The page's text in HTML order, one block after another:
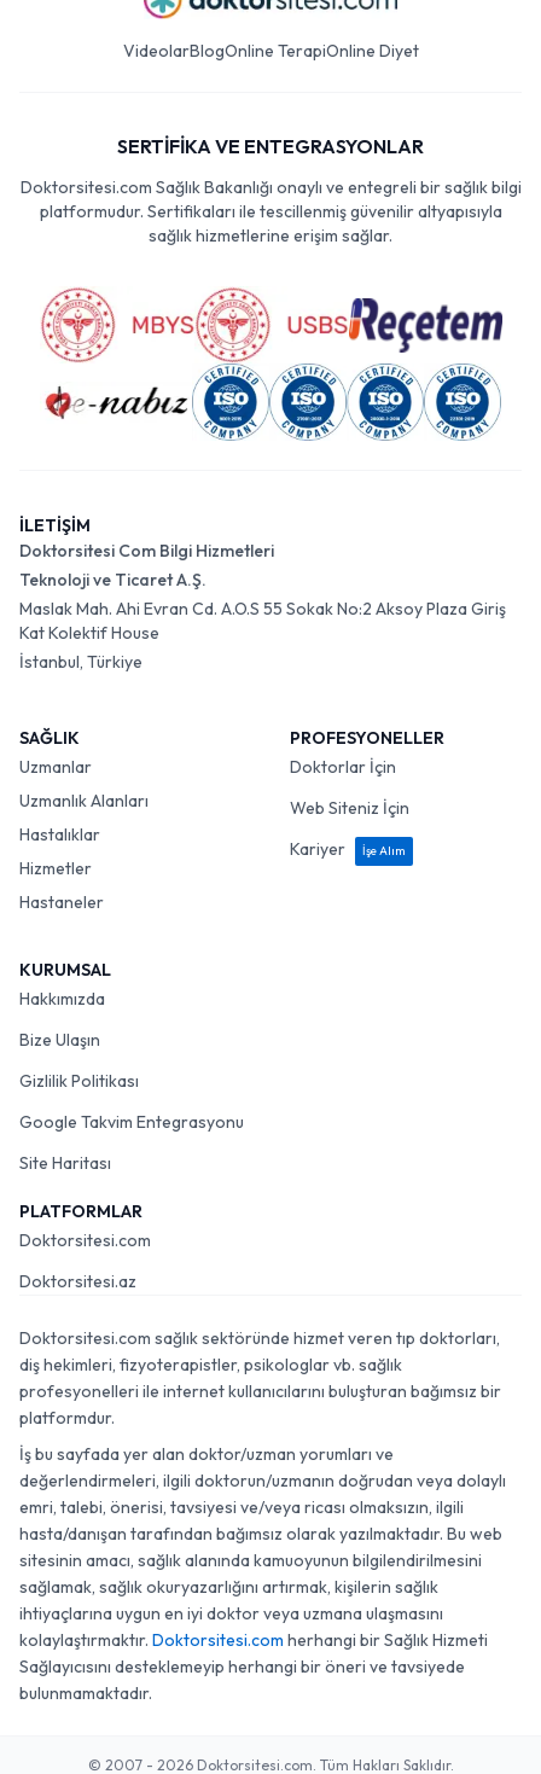
VideolarBlogOnline TerapiOnline Diyet
SERTİFİKA VE ENTEGRASYONLAR
Doktorsitesi.com Sağlık Bakanlığı onaylı ve entegreli bir sağlık bilgi
platformudur. Sertifikaları ile tescillenmiş güvenilir altyapısıyla
sağlık hizmetlerine erişim sağlar.
İLETİŞİM
Doktorsitesi Com Bilgi Hizmetleri
Teknoloji ve Ticaret A.Ş.
Maslak Mah. Ahi Evran Cd. A.O.S 55 Sokak No:2 Aksoy Plaza Giriş
Kat Kolektif House
İstanbul, Türkiye
SAĞLIK
Uzmanlar
Uzmanlık Alanları
Hastalıklar
Hizmetler
Hastaneler
PROFESYONELLER
Doktorlar İçin
Web Siteniz İçin
Kariyer
İşe Alım
KURUMSAL
Hakkımızda
Bize Ulaşın
Gizlilik Politikası
Google Takvim Entegrasyonu
Site Haritası
PLATFORMLAR
Doktorsitesi.com
Doktorsitesi.az
Doktorsitesi.com sağlık sektöründe hizmet veren tıp doktorları,
diş hekimleri, fizyoterapistler, psikologlar vb. sağlık
profesyonelleri ile internet kullanıcılarını buluşturan bağımsız bir
platformdur.
İş bu sayfada yer alan doktor/uzman yorumları ve
değerlendirmeleri, ilgili doktorun/uzmanın doğrudan veya dolaylı
emri, talebi, önerisi, tavsiyesi ve/veya ricası olmaksızın, ilgili
hasta/danışan tarafından bağımsız olarak yazılmaktadır. Bu web
sitesinin amacı, sağlık alanında kamuoyunun bilgilendirilmesini
sağlamak, sağlık okuryazarlığını artırmak, kişilerin sağlık
ihtiyaçlarına uygun en iyi doktor veya uzmana ulaşmasını
kolaylaştırmaktır. Doktorsitesi.com herhangi bir Sağlık Hizmeti
Sağlayıcısını desteklemeyip herhangi bir öneri ve tavsiyede
bulunmamaktadır.
© 2007 - 2026 Doktorsitesi.com. Tüm Hakları Saklıdır.